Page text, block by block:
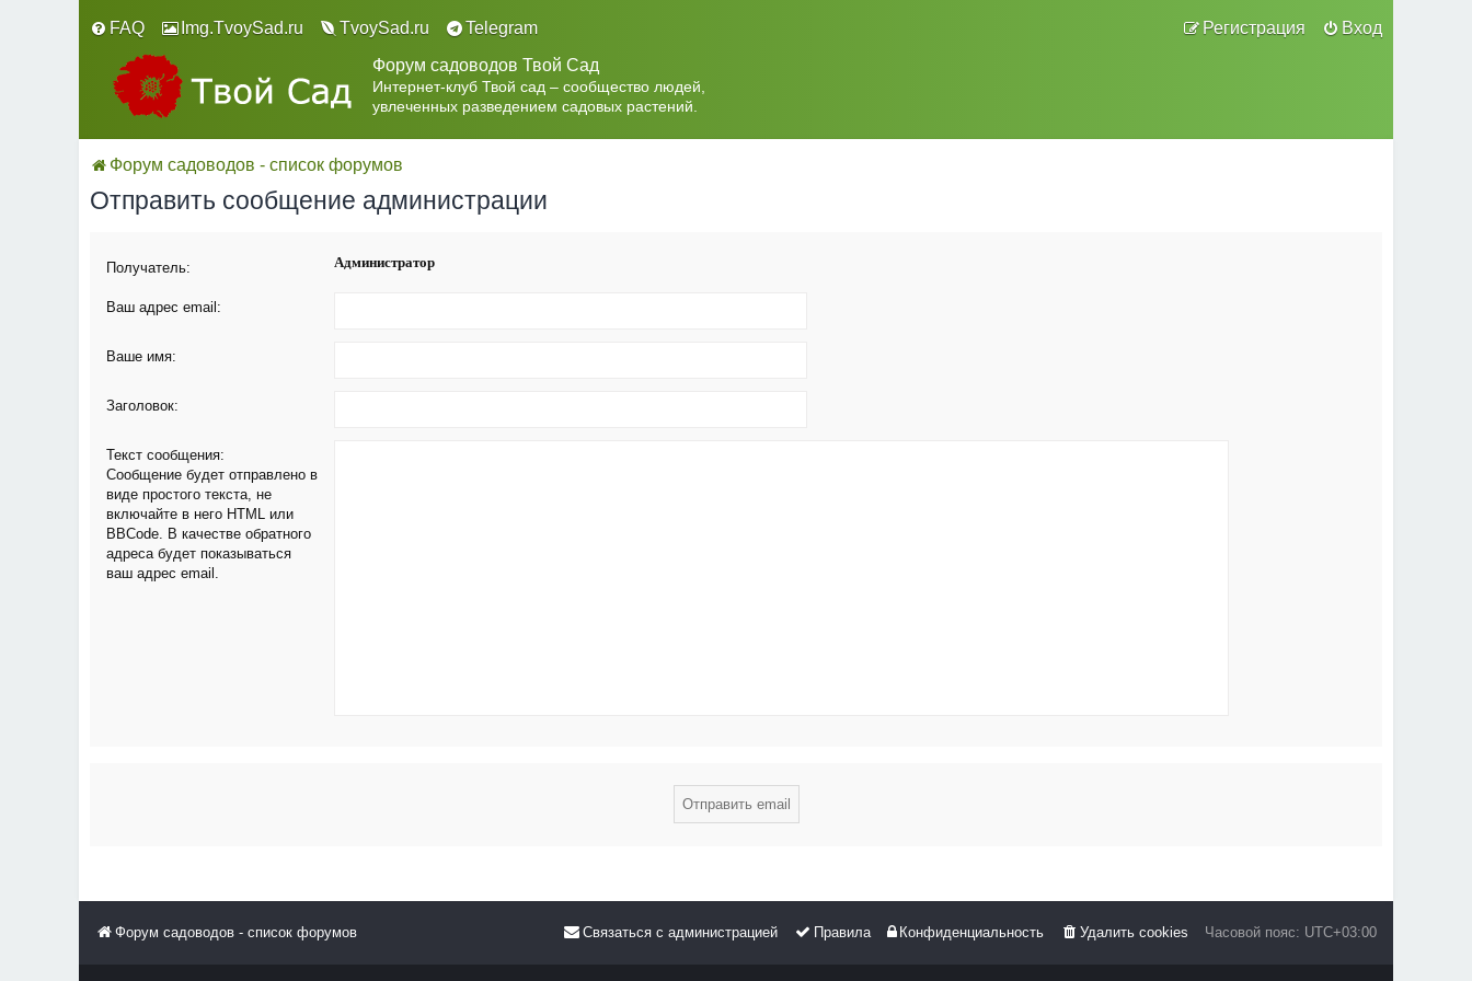
FAQ Вход
Регистрация
Img.TvoySad.ru TvoySad.ru
Telegram
Форум садоводов Твой Сад
Интернет-клуб Твой сад – сообщество людей,
увлеченных разведением садовых растений.
Форум садоводов - список форумов
Отправить сообщение администрации
Получатель: Администратор
Ваш адрес email:
Ваше имя:
Заголовок:
Текст сообщения:
Сообщение будет отправлено в
виде простого текста, не
включайте в него HTML или
BBCode. В качестве обратного
адреса будет показываться
ваш адрес email.
Форум садоводов - список форумов Часовой пояс: UTC+03:00
Удалить cookies
Конфиденциальность
Правила
Связаться с администрацией